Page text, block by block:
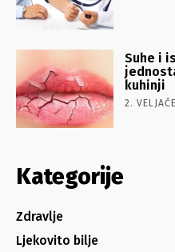
Suhe i
kuhinji
2.
Kategorije
Zdravlje
Ljekovito bilje